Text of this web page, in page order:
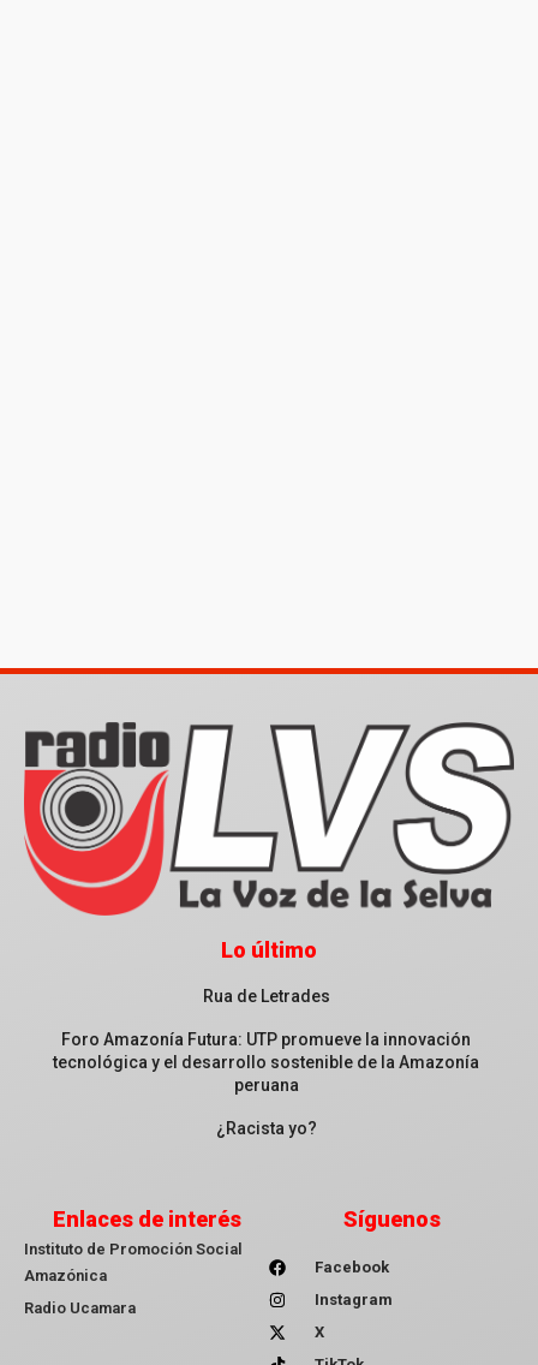
Lo último
Rua de Letrades
Foro Amazonía Futura: UTP promueve la innovación
tecnológica y el desarrollo sostenible de la Amazonía
peruana
¿Racista yo?
Enlaces de interés
Instituto de Promoción Social
Amazónica
Radio Ucamara
Síguenos
Facebook
Instagram
X